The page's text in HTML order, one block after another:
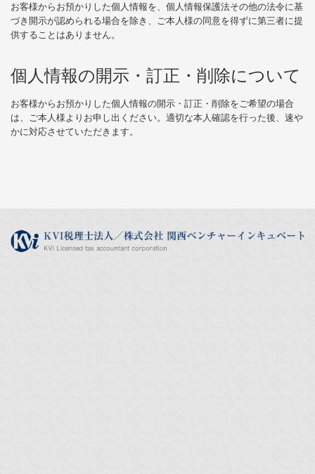
お客様からお預かりした個人情報を、個人情報保護法その他の法令に基
づき開示が認められる場合を除き、ご本人様の同意を得ずに第三者に提
供することはありません。
個人情報の開示・訂正・削除について
お客様からお預かりした個人情報の開示・訂正・削除をご希望の場合
は、ご本人様よりお申し出ください。適切な本人確認を行った後、速や
かに対応させていただきます。